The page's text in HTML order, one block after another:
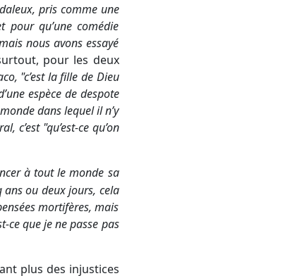
pris comme une
pour qu’une comédie
nous avons essayé
pour les deux
"c’est la fille de Dieu
espèce de despote
dans lequel il n’y
c’est "qu’est-ce qu’on
à tout le monde sa
ou deux jours, cela
mortifères, mais
ce que je ne passe pas
plus des injustices